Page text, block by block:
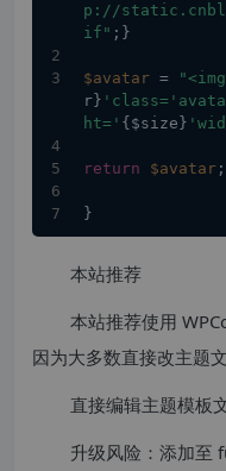
p://
if" ;}
$avatar =
r}
ht=' {$size}
return $avatar ;
}
本站推荐
本站推荐使用
因为大多数直接改主题
直接编辑主题模板
升级风险：添加至